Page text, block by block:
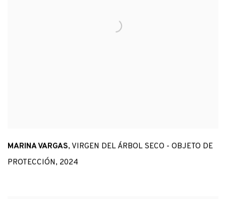
MARINA VARGAS, VIRGEN DEL ÁRBOL SECO - OBJETO DE
PROTECCIÓN, 2024